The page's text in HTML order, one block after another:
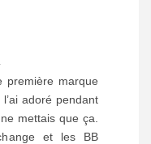
marque
adoré pendant
mettais que ça.
et les BB